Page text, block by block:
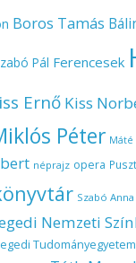
Boros Tamás
Pál Ferencesek
Ernő Kiss
Péter Máté
néprajz opera
Szabó Anna
Nemzeti
Tudományegyetem